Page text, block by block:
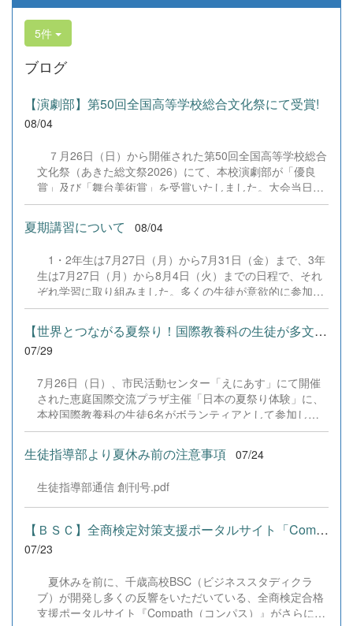
5件
ブログ
【演劇部】第50回全国高等学校総合文化祭にて受賞!
08/04
７月26日（日）から開催された第50回全国高等学校総合
文化祭（あきた総文祭2026）にて、本校演劇部が「優良
賞」及び「舞台美術賞」を受賞いたしました。大会当日
は、本校の部員たちもこれまで積み重ねてきた練習の成果
を存分に発揮し、堂々と舞台に立ちました。緊張感のある
全国の舞台において、一人一人が役割を果たし、心を込め
の全国大会出場にあたり、多大なるご支援・ご協力をいた
だきました企業の皆様、ならびに心温まるご寄付や温かい
ご声援を寄せてくださった地域の皆様方に、心より感謝申
し上げます。皆様からの温かいご支援が部員たちの大きな
励みとなり、全国の舞台で最高のパフォーマンスと演技を
届けることができました。今回の経験を糧に、さらに表現
本校演劇部への変わらぬご声援をよろしくお願いいたしま
す。 &nbsp;
夏期講習について 08/04
1・2年生は7月27日（月）から7月31日（金）まで、3年
生は7月27日（月）から8月4日（火）までの日程で、それ
ぞれ学習に取り組みました。多くの生徒が意欲的に参加
し、これまでの学習内容の復習や発展的な内容、受験に向
けた学習などに真剣に取り組む姿が見られました。夏期講
習で身に付けた学習習慣や知識を、今後の学校生活や学習
に生かし、一人一人がさらなる成長につなげてくれること
【世界とつながる夏祭り！国際教養科の生徒が多文化共生ボランテ...
07/29
7月26日（日）、市民活動センター「えにあす」にて開催
された恵庭国際交流プラザ主催「日本の夏祭り体験」に、
本校国際教養科の生徒6名がボランティアとして参加しま
した！ 会場にはウクライナ、ネパール、アフガニスタンな
ど多国籍な参加者が集まり、ヨーヨー釣りや綿あめ、盆踊
りなどを満喫。浴衣姿でイベントを彩った1年生や、経験
葉や国境を超えて笑顔で交流を深めました。 主催者の方か
らは、「国籍や年齢を問わず笑顔で寄り添い、自分で考え
て動く姿が素晴らしい。異文化理解のマインドが自然と身
についている」と、賞賛の声をいただきました！ 教室の中
だけでなく、地域や世界という広いフィールドで本領を発
姿に、誇らしさでいっぱいです。 教養科生、どんどん外へ
飛び出そう！ その温かい心と行動力を磨き、世界を笑顔に
する魅力的な人材へ成長していく皆さんを応援していま
生徒指導部より夏休み前の注意事項 07/24
生徒指導部通信 創刊号.pdf
【ＢＳＣ】全商検定対策支援ポータルサイト「Compath（コンパス）...
07/23
夏休みを前に、千歳高校BSC（ビジネススタディクラ
ブ）が開発し多くの反響をいただいている、全商検定合格
支援ポータルサイト『Compath（コンパス）』がさらにバ